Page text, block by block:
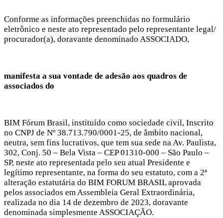
Conforme as informações preenchidas no formulário
eletrônico e neste ato representado pelo representante legal/
procurador(a), doravante denominado ASSOCIADO,
manifesta a sua vontade de adesão aos quadros de
associados do
BIM Fórum Brasil, instituído como sociedade civil, Inscrito
no CNPJ de Nº 38.713.790/0001-25, de âmbito nacional,
neutra, sem fins lucrativos, que tem sua sede na Av. Paulista,
302, Conj. 50 – Bela Vista – CEP 01310-000 – São Paulo –
SP, neste ato representada pelo seu atual Presidente e
legítimo representante, na forma do seu estatuto, com a 2ª
alteração estatutária do BIM FORUM BRASIL aprovada
pelos associados em Assembleia Geral Extraordinária,
realizada no dia 14 de dezembro de 2023, doravante
denominada simplesmente ASSOCIAÇÃO.